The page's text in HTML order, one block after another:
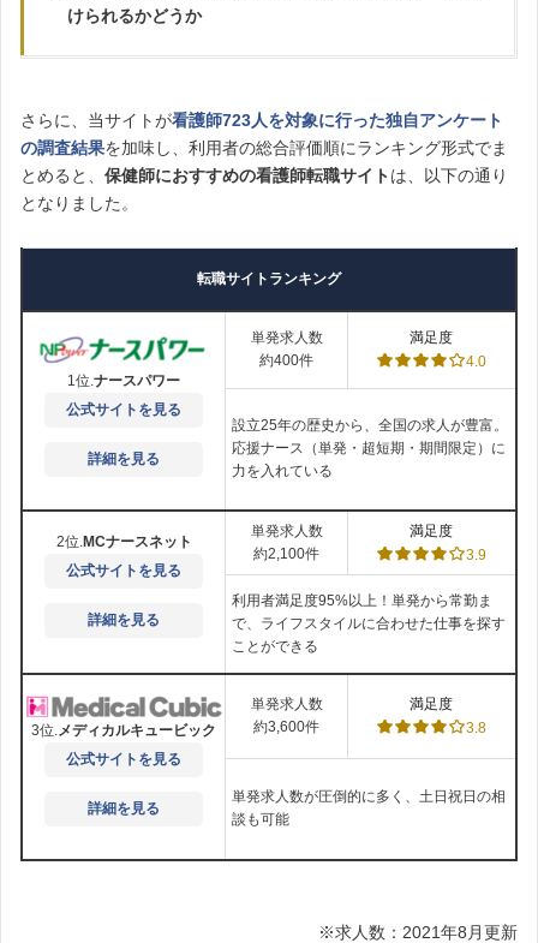
けられるかどうか
さらに、当サイトが看護師723人を対象に行った独自アンケート
の調査結果を加味し、利用者の総合評価順にランキング形式でま
とめると、 保健師におすすめの看護師転職サイトは、以下の通り
となりました。
転職サイトランキング
1位.ナースパワー
公式サイトを見る
詳細を見る
単発求人数
約400件
満足度
4.0
設立25年の歴史から、全国の求人が豊富。
応援ナース（単発・超短期・期間限定）に
力を入れている
2位.MCナースネット
公式サイトを見る
詳細を見る
単発求人数
約2,100件
満足度
3.9
利用者満足度95%以上！単発から常勤ま
で、ライフスタイルに合わせた仕事を探す
ことができる
3位.メディカルキュービック
公式サイトを見る
詳細を見る
単発求人数
約3,600件
満足度
3.8
単発求人数が圧倒的に多く、土日祝日の相
談も可能
※求人数：2021年8月更新